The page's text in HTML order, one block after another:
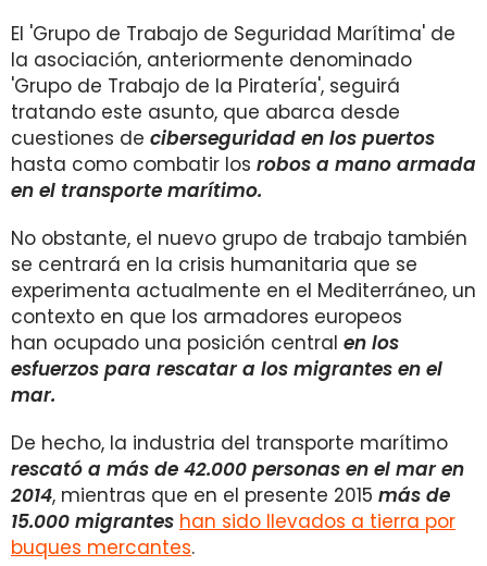
El 'Grupo de Trabajo de Seguridad Marítima' de
la asociación, anteriormente denominado
'Grupo de Trabajo de la Piratería', seguirá
tratando este asunto, que abarca desde
cuestiones de ciberseguridad en los puertos
hasta como combatir los robos a mano armada
en el transporte marítimo.
No obstante, el nuevo grupo de trabajo también
se centrará en la crisis humanitaria que se
experimenta actualmente en el Mediterráneo, un
contexto en que los armadores europeos
han ocupado una posición central en los
esfuerzos para rescatar a los migrantes en el
mar.
De hecho, la industria del transporte marítimo
rescató a más de 42.000 personas en el mar en
2014, mientras que en el presente 2015 más de
15.000 migrantes han sido llevados a tierra por
buques mercantes.